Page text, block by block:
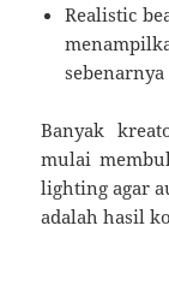
Realistic
sebenarnya
Banyak
mulai
lighting agar
adalah hasil